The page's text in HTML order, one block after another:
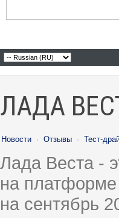
ЛАДА
Новости · Отзывы · Тест-
Лада Веста -
на платформе
на сентябрь